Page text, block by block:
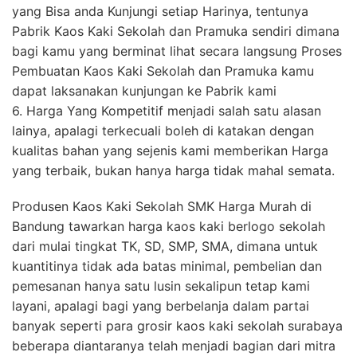
yang Bisa anda Kunjungi setiap Harinya, tentunya
Pabrik Kaos Kaki Sekolah dan Pramuka sendiri dimana
bagi kamu yang berminat lihat secara langsung Proses
Pembuatan Kaos Kaki Sekolah dan Pramuka kamu
dapat laksanakan kunjungan ke Pabrik kami
6. Harga Yang Kompetitif menjadi salah satu alasan
lainya, apalagi terkecuali boleh di katakan dengan
kualitas bahan yang sejenis kami memberikan Harga
yang terbaik, bukan hanya harga tidak mahal semata.
Produsen Kaos Kaki Sekolah SMK Harga Murah di
Bandung tawarkan harga kaos kaki berlogo sekolah
dari mulai tingkat TK, SD, SMP, SMA, dimana untuk
kuantitinya tidak ada batas minimal, pembelian dan
pemesanan hanya satu lusin sekalipun tetap kami
layani, apalagi bagi yang berbelanja dalam partai
banyak seperti para grosir kaos kaki sekolah surabaya
beberapa diantaranya telah menjadi bagian dari mitra